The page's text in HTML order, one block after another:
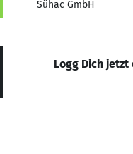
Sühac GmbH
Logg Dich